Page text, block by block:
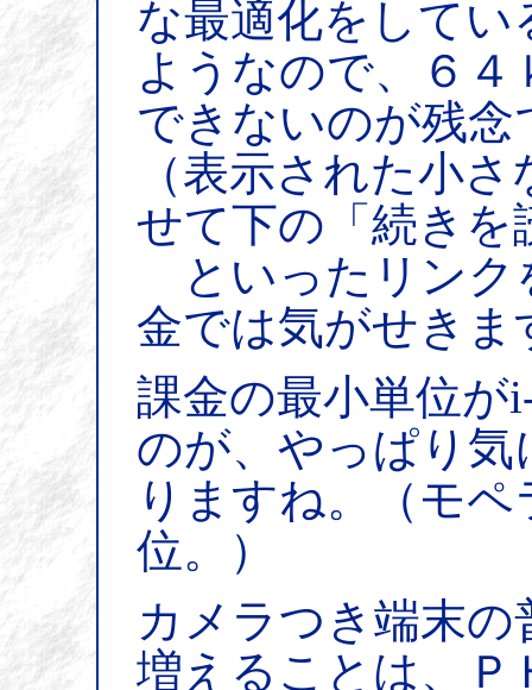
な最適化をしてい
ようなので、６
できないのが残念
（表示された小
せて下の「続きを
といったリンク
金では気がせきま
課金の最小単位が
のが、やっぱり気
りますね。（モ
位。）
カメラつき端末
増えることは、Ｐ